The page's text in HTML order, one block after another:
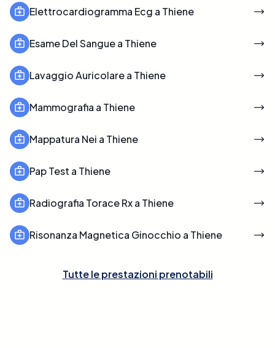
Elettrocardiogramma Ecg a Thiene
Esame Del Sangue a Thiene
Lavaggio Auricolare a Thiene
Mammografia a Thiene
Mappatura Nei a Thiene
Pap Test a Thiene
Radiografia Torace Rx a Thiene
Risonanza Magnetica Ginocchio a Thiene
Tutte le prestazioni prenotabili